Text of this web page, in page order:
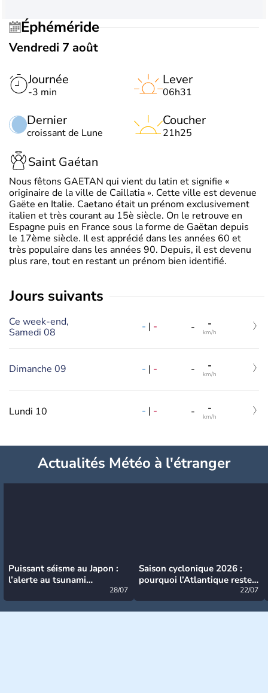
Éphéméride
Vendredi 7 août
Journée
-3 min
Dernier
croissant de Lune
Lever
06h31
Coucher
21h25
Saint Gaétan
Nous fêtons GAETAN qui vient du latin et signifie «
originaire de la ville de Caillatia ». Cette ville est devenue
Gaëte en Italie. Caetano était un prénom exclusivement
italien et très courant au 15è siècle. On le retrouve en
Espagne puis en France sous la forme de Gaëtan depuis
le 17ème siècle. Il est apprécié dans les années 60 et
très populaire dans les années 90. Depuis, il est devenu
plus rare, tout en restant un prénom bien identifié.
jours suivants
Ce week-end,
Samedi 08
- | - - -
km/h
Dimanche 09 - | - - -
km/h
Lundi 10 - | - - -
km/h
Actualités Météo à l'étranger
Puissant séisme au Japon :
l’alerte au tsunami
28/07
Saison cyclonique 2026 :
pourquoi l’Atlantique reste
22/07